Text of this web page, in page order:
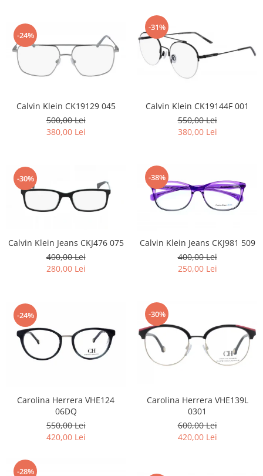
-24%
Calvin Klein CK19129 045
500,00 Lei
380,00 Lei
-31%
Calvin Klein CK19144F 001
550,00 Lei
380,00 Lei
-30%
Calvin Klein Jeans CKJ476 075
400,00 Lei
280,00 Lei
-38%
Calvin Klein Jeans CKJ981 509
400,00 Lei
250,00 Lei
-24%
Carolina Herrera VHE124
06DQ
550,00 Lei
420,00 Lei
-30%
Carolina Herrera VHE139L
0301
600,00 Lei
420,00 Lei
-28%